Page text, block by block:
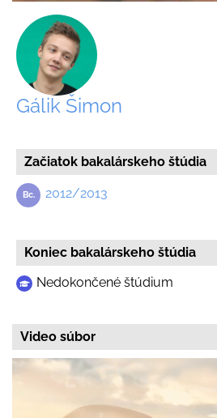
Gálik Šimon
Začiatok bakalárskeho štúdia
2012/2013
Koniec bakalárskeho štúdia
Nedokončené štúdium
Video súbor